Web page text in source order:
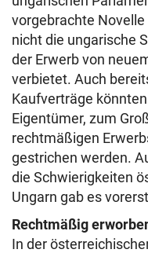
vorgebrachte Novelle
nicht die ungarische
der Erwerb von
verbietet. Auch
Kaufverträge
Eigentümer, zum
rechtmäßigen
gestrichen werden.
die Schwierigkeiten
Ungarn gab es
Rechtmäßig
In der